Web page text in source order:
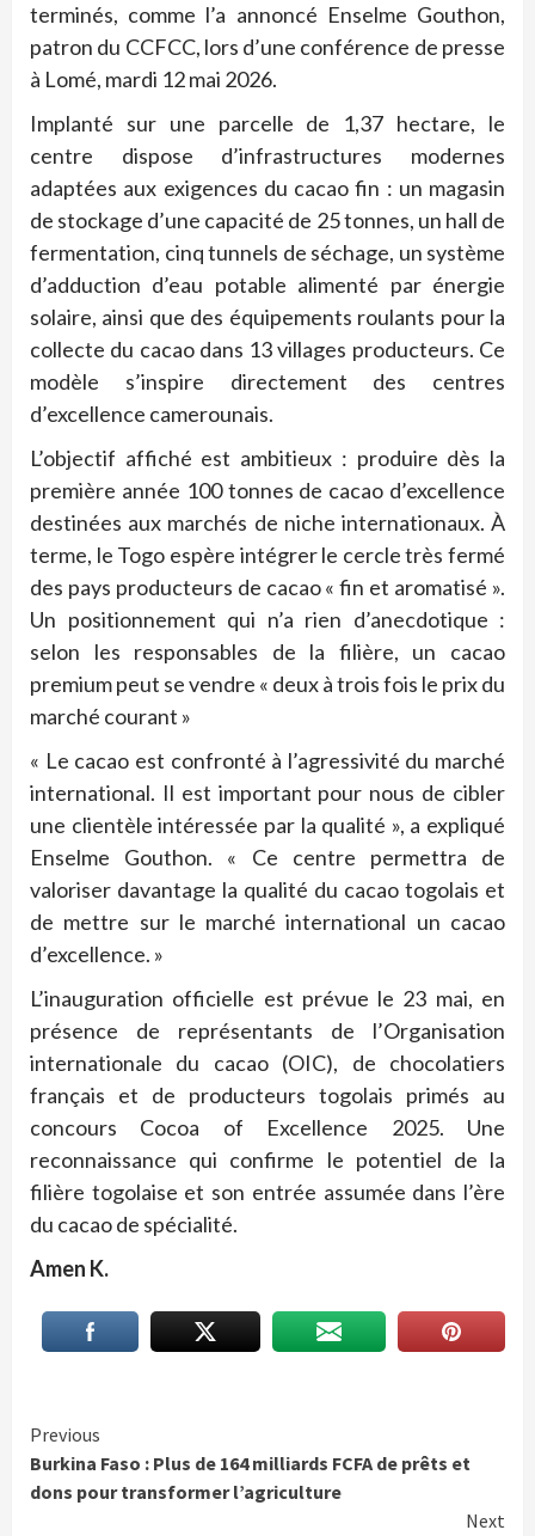
terminés, comme l’a annoncé Enselme Gouthon,
patron du CCFCC, lors d’une conférence de presse
à Lomé, mardi 12 mai 2026.
Implanté sur une parcelle de 1,37 hectare, le
centre dispose d’infrastructures modernes
adaptées aux exigences du cacao fin : un magasin
de stockage d’une capacité de 25 tonnes, un hall de
fermentation, cinq tunnels de séchage, un système
d’adduction d’eau potable alimenté par énergie
solaire, ainsi que des équipements roulants pour la
collecte du cacao dans 13 villages producteurs. Ce
modèle s’inspire directement des centres
d’excellence camerounais.
L’objectif affiché est ambitieux : produire dès la
première année 100 tonnes de cacao d’excellence
destinées aux marchés de niche internationaux. À
terme, le Togo espère intégrer le cercle très fermé
des pays producteurs de cacao « fin et aromatisé ».
Un positionnement qui n’a rien d’anecdotique :
selon les responsables de la filière, un cacao
premium peut se vendre « deux à trois fois le prix du
marché courant »
« Le cacao est confronté à l’agressivité du marché
international. Il est important pour nous de cibler
une clientèle intéressée par la qualité », a expliqué
Enselme Gouthon. « Ce centre permettra de
valoriser davantage la qualité du cacao togolais et
de mettre sur le marché international un cacao
d’excellence. »
L’inauguration officielle est prévue le 23 mai, en
présence de représentants de l’Organisation
internationale du cacao (OIC), de chocolatiers
français et de producteurs togolais primés au
concours Cocoa of Excellence 2025. Une
reconnaissance qui confirme le potentiel de la
filière togolaise et son entrée assumée dans l’ère
du cacao de spécialité.
Amen K.
Continue
Reading
Previous
Burkina Faso : Plus de 164 milliards FCFA de prêts et
dons pour transformer l’agriculture
Next